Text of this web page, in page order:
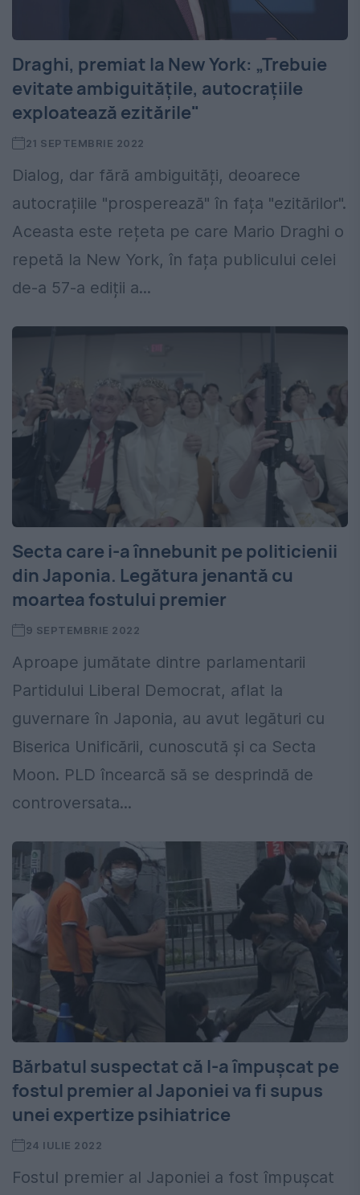
Draghi, premiat la New York: „Trebuie
evitate ambiguitățile, autocrațiile
exploatează ezitările"
21 SEPTEMBRIE 2022
Dialog, dar fără ambiguități, deoarece
autocrațiile "prosperează" în fața "ezitărilor".
Aceasta este rețeta pe care Mario Draghi o
repetă la New York, în fața publicului celei
de-a 57-a ediții a...
Secta care i-a înnebunit pe politicienii
din Japonia. Legătura jenantă cu
moartea fostului premier
9 SEPTEMBRIE 2022
Aproape jumătate dintre parlamentarii
Partidului Liberal Democrat, aflat la
guvernare în Japonia, au avut legături cu
Biserica Unificării, cunoscută şi ca Secta
Moon. PLD încearcă să se desprindă de
controversata...
Bărbatul suspectat că l-a împușcat pe
fostul premier al Japoniei va fi supus
unei expertize psihiatrice
24 IULIE 2022
Fostul premier al Japoniei a fost împușcat